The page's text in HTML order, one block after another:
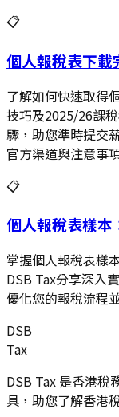
📋
個人報稅表下
了解如何快速取得
技巧及2025/26課
驟，助您準時提交
官方渠道與注意事
📋
個人報稅表樣
掌握個人報稅表樣
DSB Tax分享深入
優化您的報稅流程
DSB
Tax
DSB Tax 是香港稅
具，助您了解香港